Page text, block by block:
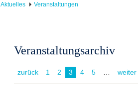
Aktuelles Veranstaltungen
Veranstaltungsarchiv
zurück 1 2 3 4 5 weiter